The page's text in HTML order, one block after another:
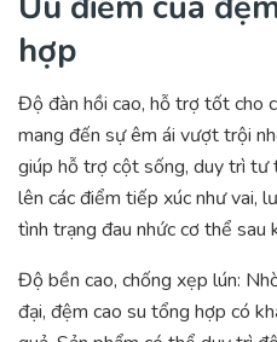
hợp
Độ đàn hồi cao, hỗ trợ tốt cho
mang đến sự êm ái vượt trội
giúp hỗ trợ cột sống, duy trì tư
lên các điểm tiếp xúc như vai,
tình trạng đau nhức cơ thể sau
Độ bền cao, chống xẹp lún:
đại, đệm cao su tổng hợp có